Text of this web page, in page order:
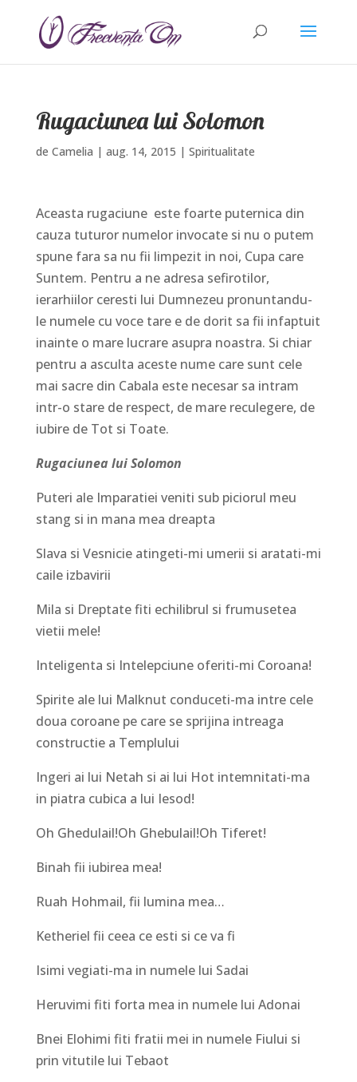
Rugaciunea lui Solomon
de Camelia | aug. 14, 2015 | Spiritualitate
Aceasta rugaciune este foarte puternica din
cauza tuturor numelor invocate si nu o putem
spune fara sa nu fii limpezit in noi, Cupa care
Suntem. Pentru a ne adresa sefirotilor,
ierarhiilor ceresti lui Dumnezeu pronuntandu-
le numele cu voce tare e de dorit sa fii infaptuit
inainte o mare lucrare asupra noastra. Si chiar
pentru a asculta aceste nume care sunt cele
mai sacre din Cabala este necesar sa intram
intr-o stare de respect, de mare reculegere, de
iubire de Tot si Toate.
Rugaciunea lui Solomon
Puteri ale Imparatiei veniti sub piciorul meu
stang si in mana mea dreapta
Slava si Vesnicie atingeti-mi umerii si aratati-mi
caile izbavirii
Mila si Dreptate fiti echilibrul si frumusetea
vietii mele!
Inteligenta si Intelepciune oferiti-mi Coroana!
Spirite ale lui Malknut conduceti-ma intre cele
doua coroane pe care se sprijina intreaga
constructie a Templului
Ingeri ai lui Netah si ai lui Hot intemnitati-ma
in piatra cubica a lui Iesod!
Oh Ghedulail!Oh Ghebulail!Oh Tiferet!
Binah fii iubirea mea!
Ruah Hohmail, fii lumina mea…
Ketheriel fii ceea ce esti si ce va fi
Isimi vegiati-ma in numele lui Sadai
Heruvimi fiti forta mea in numele lui Adonai
Bnei Elohimi fiti fratii mei in numele Fiului si
prin vitutile lui Tebaot